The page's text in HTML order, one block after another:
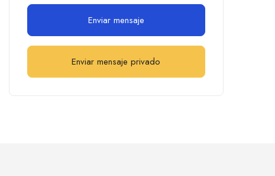
Enviar mensaje
Enviar mensaje privado